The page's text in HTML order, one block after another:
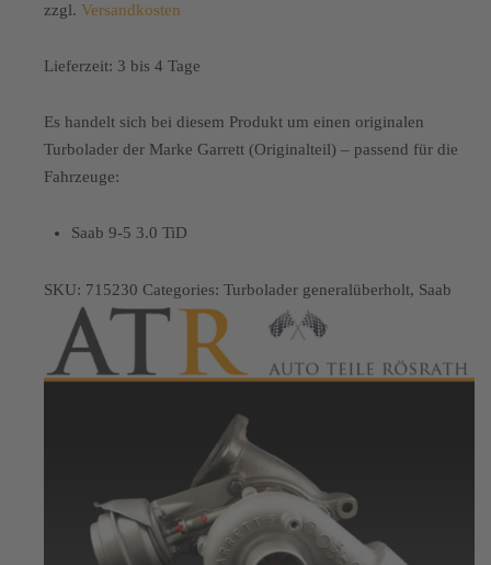
zzgl. Versandkosten
Lieferzeit: 3 bis 4 Tage
Es handelt sich bei diesem Produkt um einen originalen
Turbolader der Marke Garrett (Originalteil) – passend für die
Fahrzeuge:
Saab 9-5 3.0 TiD
SKU: 715230 Categories: Turbolader generalüberholt, Saab